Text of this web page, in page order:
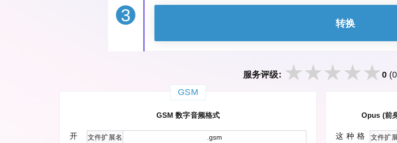
3 转换
服务评级: 0
GSM
GSM 数字音频格式
文件扩展名
.gsm
开
Opus (前
文件扩
这种格